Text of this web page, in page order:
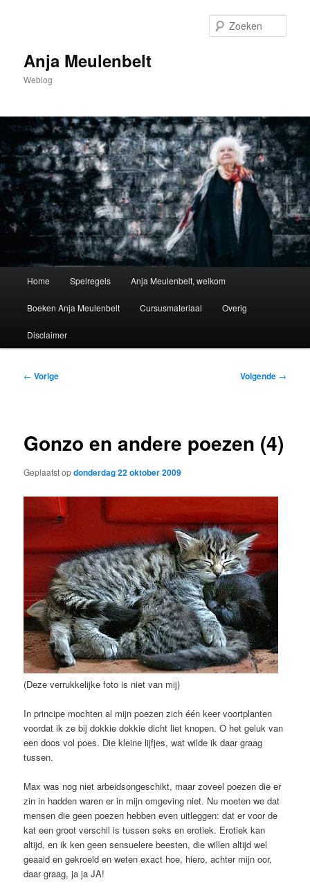
inhoudAnja Meulenbelt
Weblog
Home Spelregels Anja Meulenbelt, welkom
Boeken Anja Meulenbelt Cursusmateriaal Overig
Disclaimer
Bericht
← Vorige Volgende →
Gonzo en andere poezen (4)
Geplaatst opdonderdag 22 oktober 2009
(Deze verrukkelijke foto is niet van mij)
In principe mochten al mijn poezen zich één keer voortplanten
voordat ik ze bij dokkie dokkie dicht liet knopen. O het geluk van
een doos vol poes. Die kleine lijfjes, wat wilde ik daar graag
tussen.
Max was nog niet arbeidsongeschikt, maar zoveel poezen die er
zin in hadden waren er in mijn omgeving niet. Nu moeten we dat
mensen die geen poezen hebben even uitleggen: dat er voor de
kat een groot verschil is tussen seks en erotiek. Erotiek kan
altijd, en ik ken geen sensuelere beesten, die willen altijd wel
geaaid en gekroeld en weten exact hoe, hiero, achter mijn oor,
daar graag, ja ja JA!